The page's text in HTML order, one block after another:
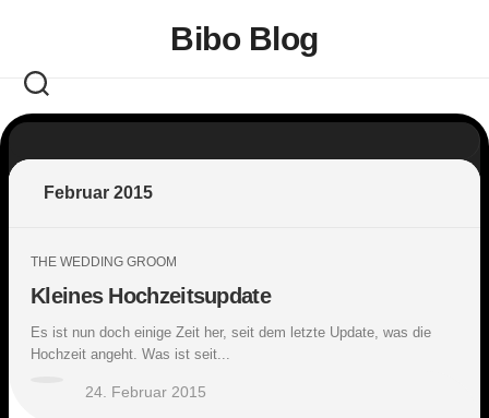
Bibo Blog
Februar 2015
THE WEDDING GROOM
Kleines Hochzeitsupdate
Es ist nun doch einige Zeit her, seit dem letzte Update, was die
Hochzeit angeht. Was ist seit...
24. Februar 2015